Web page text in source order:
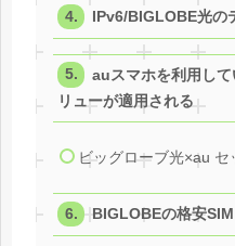
IPv6/BIGLOBE光の
auスマホを利用し
リューが適用される
ビッグローブ光×au セ
BIGLOBEの格安